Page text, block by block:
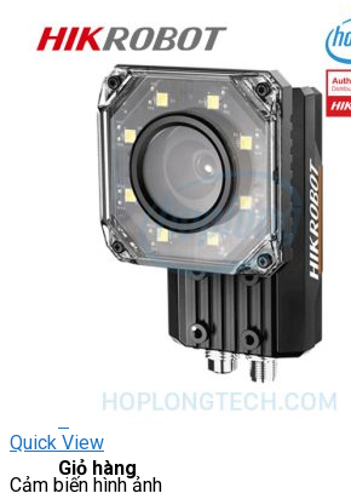
Light Star
DRIVER / MOTOR STEP
ĐÈN BÁO
Đèn báo quay
Đèn báo panel tròn
Đèn báo tháp
Đèn báo khác
CHUYỂN MẠCH / NÚT NHẤN
Chuyển mạch có khóa
Công tắc dừng khẩn
Nút nhấn
Phích cắm / Ổ cắm / Công tắc
Giỏ hàng
Quick View
Cảm biến hình ảnh